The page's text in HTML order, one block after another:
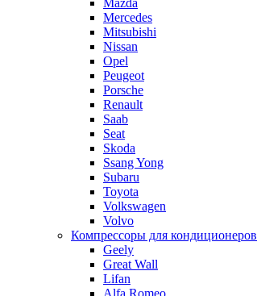
Mazda
Mercedes
Mitsubishi
Nissan
Opel
Peugeot
Porsche
Renault
Saab
Seat
Skoda
Ssang Yong
Subaru
Toyota
Volkswagen
Volvo
Компрессоры для кондиционеров
Geely
Great Wall
Lifan
Alfa Romeo